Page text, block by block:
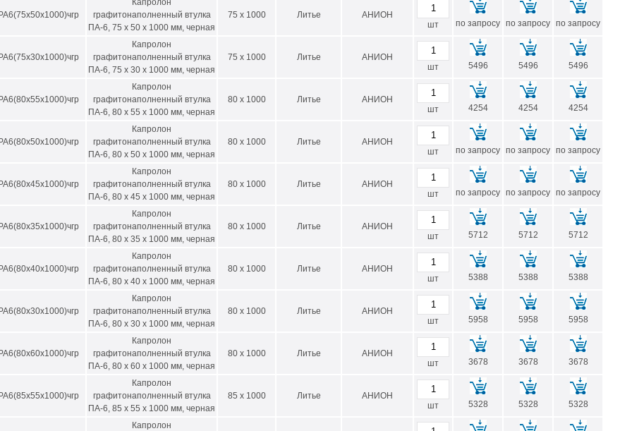
50-170 1000
990
диаметр втулок производится в диапазоне между минимальным и максимальным значением включительно.
втулки 960 мм.
ВТУЛОК С ДЛИНОЙ 500 мм
410-580
610-720
815-880
заказа втулок обращайтесь к нашим менеджерам.
Капролон
графитонаполненный втулка
ПА-6, 75 х 50 х 1000 мм, черная
75 x 1000 Литье
АНИОН
шт
по запросу по запросу по запросу
Капролон
графитонаполненный втулка
ПА-6, 75 х 30 х 1000 мм, черная
75 x 1000 Литье
АНИОН
шт
5496 5496 5496
Капролон
графитонаполненный втулка
ПА-6, 80 х 55 х 1000 мм, черная
80 x 1000 Литье
АНИОН
шт
4254 4254 4254
Капролон
графитонаполненный втулка
ПА-6, 80 х 50 х 1000 мм, черная
80 x 1000 Литье
АНИОН
шт
по запросу по запросу по запросу
Капролон
графитонаполненный втулка
ПА-6, 80 х 45 х 1000 мм, черная
80 x 1000 Литье
АНИОН
шт
по запросу по запросу по запросу
Капролон
графитонаполненный втулка
ПА-6, 80 х 35 х 1000 мм, черная
80 x 1000 Литье
АНИОН
шт
5712 5712 5712
Капролон
графитонаполненный втулка
ПА-6, 80 х 40 х 1000 мм, черная
80 x 1000 Литье
АНИОН
шт
5388 5388 5388
Капролон
графитонаполненный втулка
ПА-6, 80 х 30 х 1000 мм, черная
80 x 1000 Литье
АНИОН
шт
5958 5958 5958
Капролон
графитонаполненный втулка
ПА-6, 80 х 60 х 1000 мм, черная
80 x 1000 Литье
АНИОН
шт
3678 3678 3678
Капролон
графитонаполненный втулка
ПА-6, 85 х 55 х 1000 мм, черная
85 x 1000 Литье
АНИОН
шт
5328 5328 5328
Капролон